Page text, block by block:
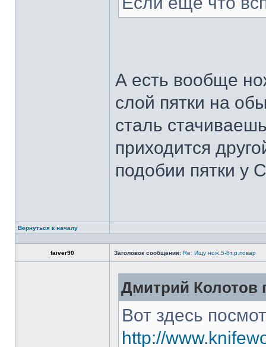
А есть вообще
слой пятки на
сталь
приходится
подобии пятки у
Вернуться к началу
faiver90 Заголовок сообщения: Re: Ищу нож.5-8т.р.повар
Дмитрий Колотов
Вот здесь
http://